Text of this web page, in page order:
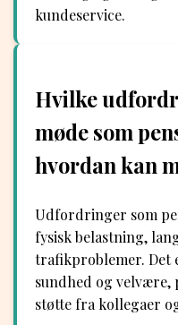
kundeservice.
Hvilke
møde som
hvordan kan
Udfordringer som
fysisk belastning,
trafikproblemer.
sundhed og velvære,
støtte fra kollegaer